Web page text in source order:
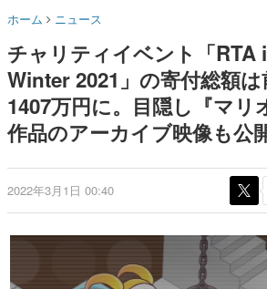
名作ゲームクリエイターの方々に
きます。
赫本
この物語を解いてはいけない。
の形をした短編ホラー小説集です
これからのデジタルゲーム市場
の姿を追い、彼らのルーツと情
ゲームに多大な影響を受けた作
日本のコンテンツ産業やカルチ
画です。
年2月下旬に稼働予定
ホーム ニュース
チャリティイベント「RTA
Winter 2021」の寄付総額は
1407万円に。目隠し『マリ
作品のアーカイブ映像も公
2022年3月1日 00:40